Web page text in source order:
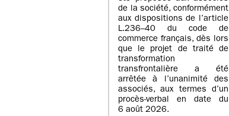
de la société, conformément
aux dispositions de l’article
L.236–40 du code de
commerce français, dès lors
que le projet de traité de
transformation
transfrontalière a été
arrêtée à l’unanimité des
associés, aux termes d’un
procès-verbal en date du
6 août 2026.